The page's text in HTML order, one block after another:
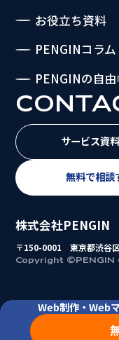
Web制作・Web
お役立ち資料
PENGINコラム
PENGINの自
サービス資
無料で相談
株式会社PENGIN
〒150-0001 東京都渋谷
Copyright ©PENGIN